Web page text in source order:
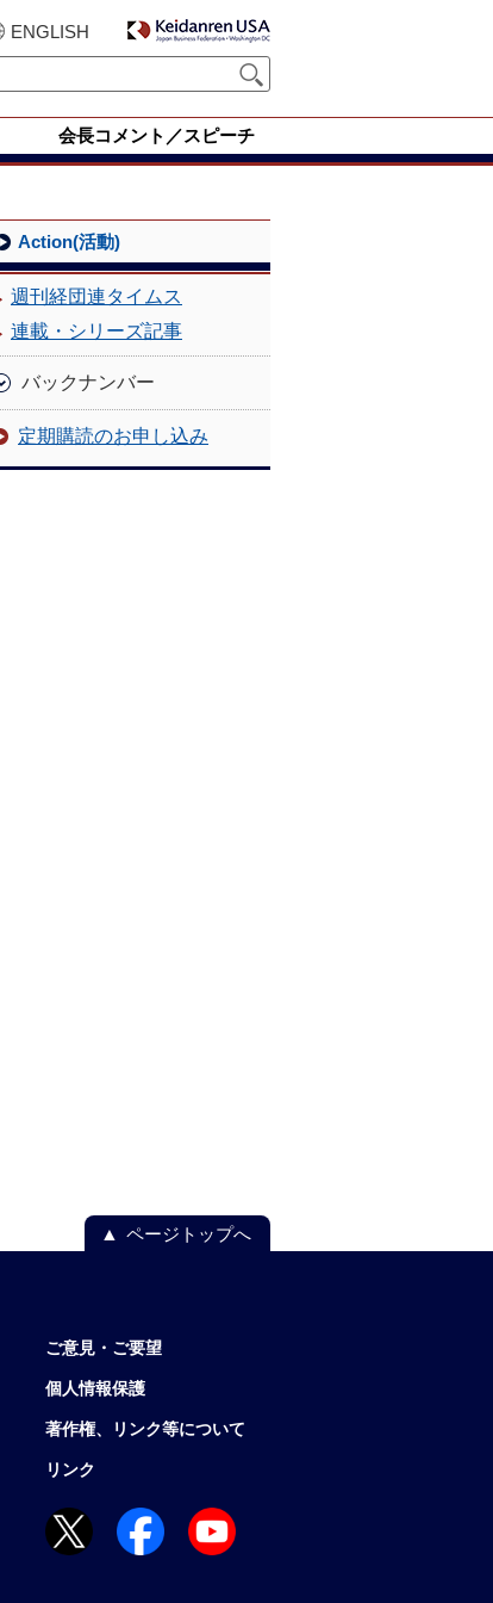
ENGLISH
会長コメント／スピーチ
Action(活動)
週刊経団連タイムス
連載・シリーズ記事
バックナンバー
定期購読のお申し込み
ページトップへ
ご意見・ご要望
個人情報保護
著作権、リンク等について
リンク